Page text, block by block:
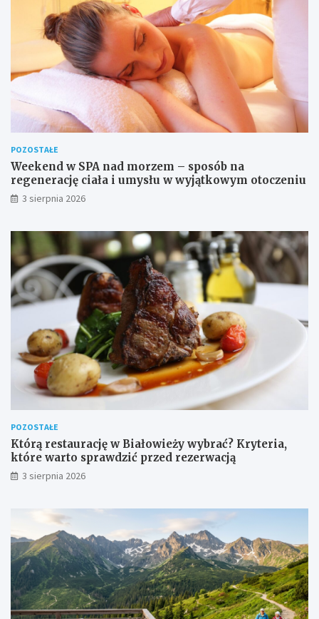
POZOSTAŁE
Weekend w SPA nad morzem – sposób na
regenerację ciała i umysłu w wyjątkowym otoczeniu
3 sierpnia 2026
POZOSTAŁE
Którą restaurację w Białowieży wybrać? Kryteria,
które warto sprawdzić przed rezerwacją
3 sierpnia 2026